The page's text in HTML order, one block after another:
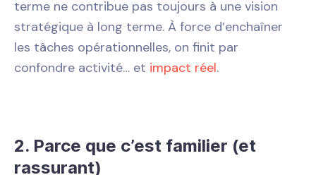
terme ne contribue pas toujours à une vision
stratégique à long terme. À force d’enchaîner
les tâches opérationnelles, on finit par
confondre activité… et impact réel.
2. Parce que c’est familier (et
rassurant)